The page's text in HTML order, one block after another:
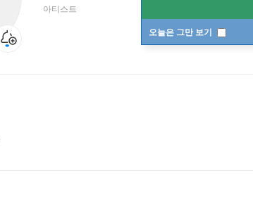
오늘은 그만 보기
아티스트